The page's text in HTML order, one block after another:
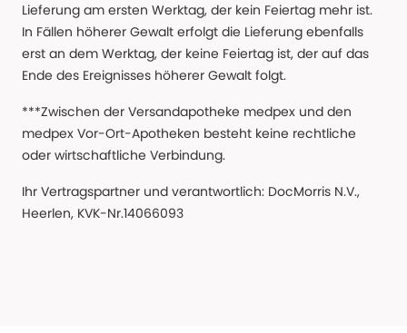
Lieferung am ersten Werktag, der kein Feiertag mehr ist.
In Fällen höherer Gewalt erfolgt die Lieferung ebenfalls
erst an dem Werktag, der keine Feiertag ist, der auf das
Ende des Ereignisses höherer Gewalt folgt.
***Zwischen der Versandapotheke medpex und den
medpex Vor-Ort-Apotheken besteht keine rechtliche
oder wirtschaftliche Verbindung.
Ihr Vertragspartner und verantwortlich: DocMorris N.V.,
Heerlen, KVK-Nr.14066093